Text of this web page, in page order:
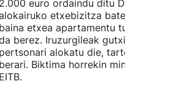
2.000 euro ordaindu ditu Deustun
etxebizitza batengatik,
baina etxea apartamentu turistiko bat
berez. Iruzurgileak gutxienez 10
pertsonari alokatu die, tartean Luciari
berari. Biktima horrekin mintzatu da
EITB.